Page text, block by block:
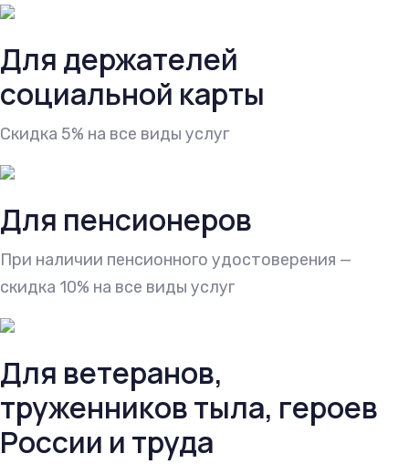
Для держателей
социальной карты
Скидка 5% на все виды услуг
Для пенсионеров
При наличии пенсионного удостоверения —
скидка 10% на все виды услуг
Для ветеранов,
труженников тыла, героев
России и труда